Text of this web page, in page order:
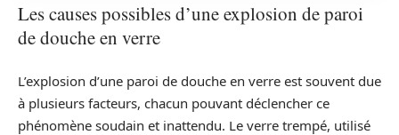
Les causes possibles d’une explosion de paroi
de douche en verre
L’explosion d’une paroi de douche en verre est souvent due
à plusieurs facteurs, chacun pouvant déclencher ce
phénomène soudain et inattendu. Le verre trempé, utilisé